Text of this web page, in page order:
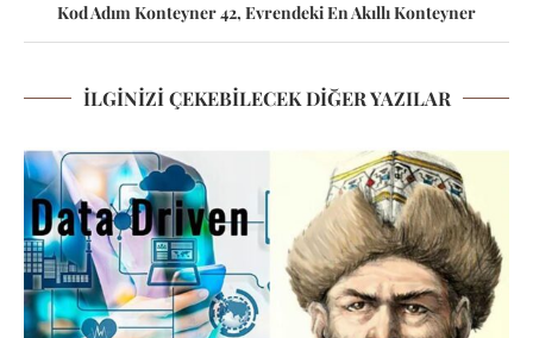
Kod Adım Konteyner 42, Evrendeki En Akıllı Konteyner
İLGINIZI ÇEKEBILECEK DIĞER YAZILAR